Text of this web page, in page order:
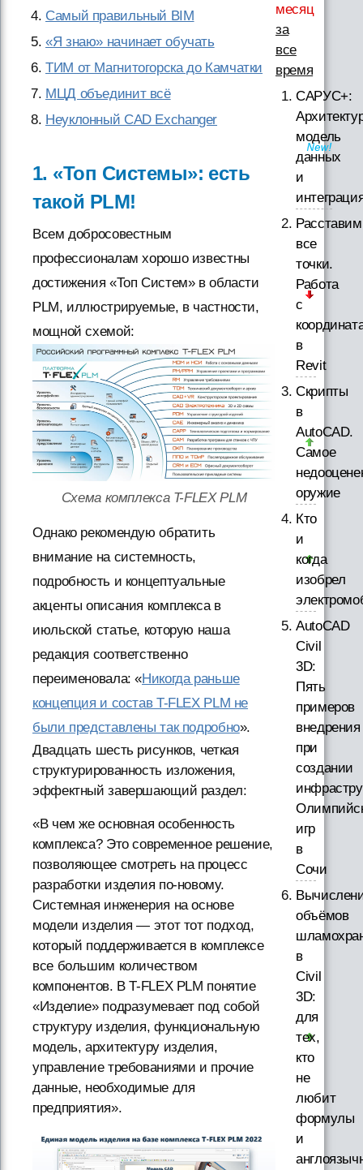
Самый правильный BIM
«Я знаю» начинает обучать
ТИМ от Магнитогорска до Камчатки
МЦД объединит всё
Неуклонный CAD Exchanger
1. «Топ Системы»: есть
такой PLM!
Всем добросовестным
профессионалам хорошо известны
достижения «Топ Систем» в области
PLM, иллюстрируемые, в частности,
мощной схемой:
Схема комплекса T-FLEX PLM
Однако рекомендую обратить
внимание на системность,
подробность и концептуальные
акценты описания комплекса в
июльской статье, которую наша
редакция соответственно
переименовала: «Никогда раньше
концепция и состав T-FLEX PLM не
были представлены так подробно».
Двадцать шесть рисунков, четкая
структурированность изложения,
эффектный завершающий раздел:
«В чем же основная особенность
комплекса? Это современное решение,
позволяющее смотреть на процесс
разработки изделия по-новому.
Системная инженерия на основе
модели изделия — этот тот подход,
который поддерживается в комплексе
все большим количеством
компонентов. В T-FLEX PLM понятие
«Изделие» подразумевает под собой
структуру изделия, функциональную
модель, архитектуру изделия,
управление требованиями и прочие
данные, необходимые для
предприятия».
месяц
за
все
время
САРУС+:
модель
данных
и
Расставим
все
точки.
Работа
с
в
Revit
Скрипты
в
AutoCAD.
Самое
оружие
Кто
и
когда
изобрел
AutoCAD
Civil
3D:
Пять
примеров
внедрения
при
создании
игр
в
Сочи
объёмов
в
Civil
3D:
для
тех,
кто
не
любит
формулы
и